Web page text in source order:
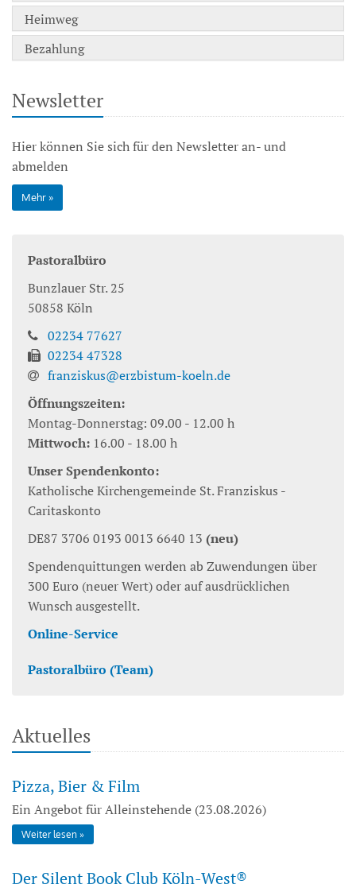
Heimweg
Bezahlung
Newsletter
Hier können Sie sich für den Newsletter an- und
abmelden
Mehr
Pastoralbüro
Bunzlauer Str. 25
50858 Köln
02234 77627
02234 47328
franziskus@erzbistum-koeln.de
Öffnungszeiten:
Montag-Donnerstag: 09.00 - 12.00 h
Mittwoch: 16.00 - 18.00 h
Unser Spendenkonto:
Katholische Kirchengemeinde St. Franziskus -
Caritaskonto
DE87 3706 0193 0013 6640 13 (neu)
Spendenquittungen werden ab Zuwendungen über
300 Euro (neuer Wert) oder auf ausdrücklichen
Wunsch ausgestellt.
Online-Service
Pastoralbüro (Team)
Aktuelles
Pizza, Bier & Film
Ein Angebot für Alleinstehende (23.08.2026)
Weiter lesen
Der Silent Book Club Köln-West®